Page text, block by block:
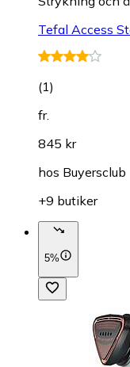
Tefal Access
(1)
fr.
845 kr
hos Buyersclub
+9 butiker
5%